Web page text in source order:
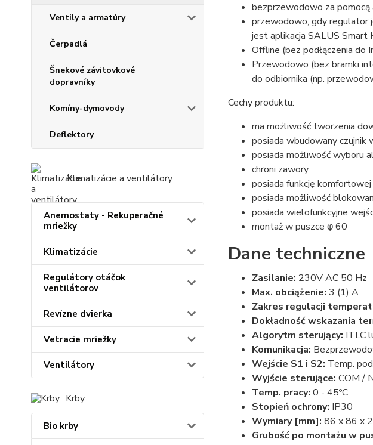
Ventily a armatúry
Čerpadlá
Šnekové závitovkové
dopravníky
Komíny-dymovody
Deflektory
Klimatizácie a ventilátory
Anemostaty - Rekuperačné
mriežky
Klimatizácie
Regulátory otáčok
ventilátorov
Revízne dvierka
Vetracie mriežky
Ventilátory
Krby
Bio krby
bezprzewodowo za
przewodowo, gdy regulator
jest aplikacja SALUS Smart
Offline (bez podłączenia do
Przewodowo (bez bramki
do odbiornika (np.
Cechy produktu:
ma możliwość tworzenia
posiada wbudowany czujnik
posiada możliwość wyboru
chroni zawory
posiada funkcję
posiada możliwość
posiada wielofunkcyjne
montaż w puszce φ 60
Dane techniczne
Zasilanie: 230V AC 50 Hz
Max. obciążenie: 3 (1) A
Zakres regulacji
Dokładność wskazania
Algorytm sterujący: ITLC
Komunikacja:
Wejście S1 i S2: Temp.
Wyjście sterujące: COM /
Temp. pracy: 0 - 45ºC
Stopień ochrony: IP30
Wymiary [mm]: 86 x 86 x
Grubość po montażu w